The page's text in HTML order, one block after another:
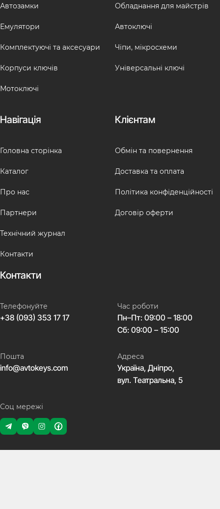
Автозамки
Емулятори
Комплектуючі та аксесуари
Корпуси ключів
Мотоключі
Обладнання для майстрів
Автоключі
Чіпи, мікросхеми
Універсальні ключі
Навігація
Головна сторінка
Каталог
Про нас
Партнери
Технічний журнал
Контакти
Клієнтам
Обмін та повернення
Доставка та оплата
Політика конфіденційності
Договір оферти
Контакти
Телефонуйте
+38 (093) 353 17 17
Час роботи
Пн–Пт: 09:00 – 18:00
Сб: 09:00 – 15:00
Пошта
info@avtokeys.com
Адреса
Україна, Дніпро,
вул. Театральна, 5
Соц мережі